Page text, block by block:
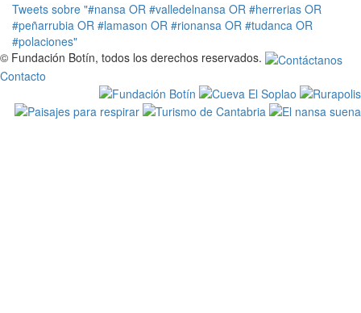
Tweets sobre "#nansa OR #valledelnansa OR #herrerias OR
#peñarrubia OR #lamason OR #rionansa OR #tudanca OR
#polaciones"
© Fundación Botín, todos los derechos reservados.
Contacto